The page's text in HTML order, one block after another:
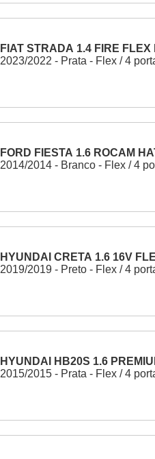
FIAT STRADA 1.4 FIRE FLEX
2023/2022 - Prata - Flex / 4
FORD FIESTA 1.6 ROCAM
2014/2014 - Branco - Flex / 4
HYUNDAI CRETA 1.6 16V
2019/2019 - Preto - Flex / 4
HYUNDAI HB20S 1.6
2015/2015 - Prata - Flex / 4